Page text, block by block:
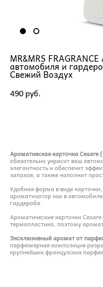
MR&MRS
автомобиля и
Свежий Воздух
490 pуб.
Ароматиеская карточка Cesare
обязательно украсит ваш
элегантность и обеспечит
запахов, а также наполнит
Удобная форма в виде
ароматизатор как в
гардероба.
Ароматические карточки
термопластика, поэтому
Эксклюзивный аромат от
парфюмерная композиция
крупнейших французских